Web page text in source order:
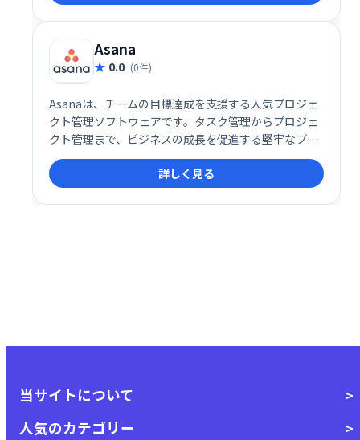
Asana
0.0 (0件)
Asanaは、チームの目標達成を支援する人気プロジェ
クト管理ソフトウェアです。タスク管理からプロジェ
クト管理まで、ビジネスの成長を促進する堅牢なプラ
ットフォームを提供します。チーム全体で目標、プロ
ジェクト、日々の業務に集中できるよう、効率的なワ
ークフローを実現します。
詳しく見る
当サイトについて
人気のカテゴリー